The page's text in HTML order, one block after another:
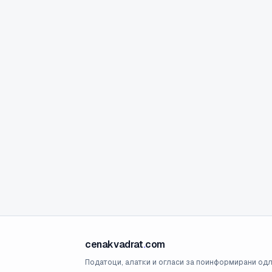
cenakvadrat.com
Податоци, алатки и огласи за поинформирани